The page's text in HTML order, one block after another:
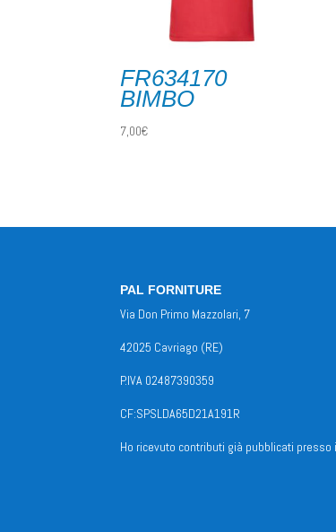
FR634170
BIMBO
7,00€
PAL FORNITURE
Via Don Primo Mazzolari, 7
42025 Cavriago (RE)
P.IVA 02487390359
CF:SPSLDA65D21A191R
Ho ricevuto contributi già pubblicati